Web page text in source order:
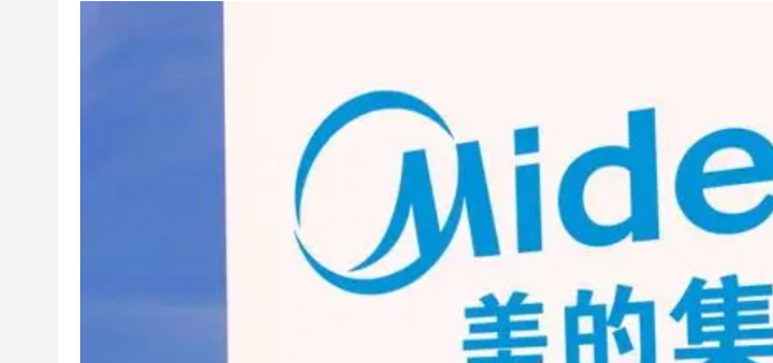
有片丨法國下周起禁止騷擾性推銷電話 違者最高罰款37.5萬歐元
涂謹申據報獲發還護照 已到英國與家人團聚